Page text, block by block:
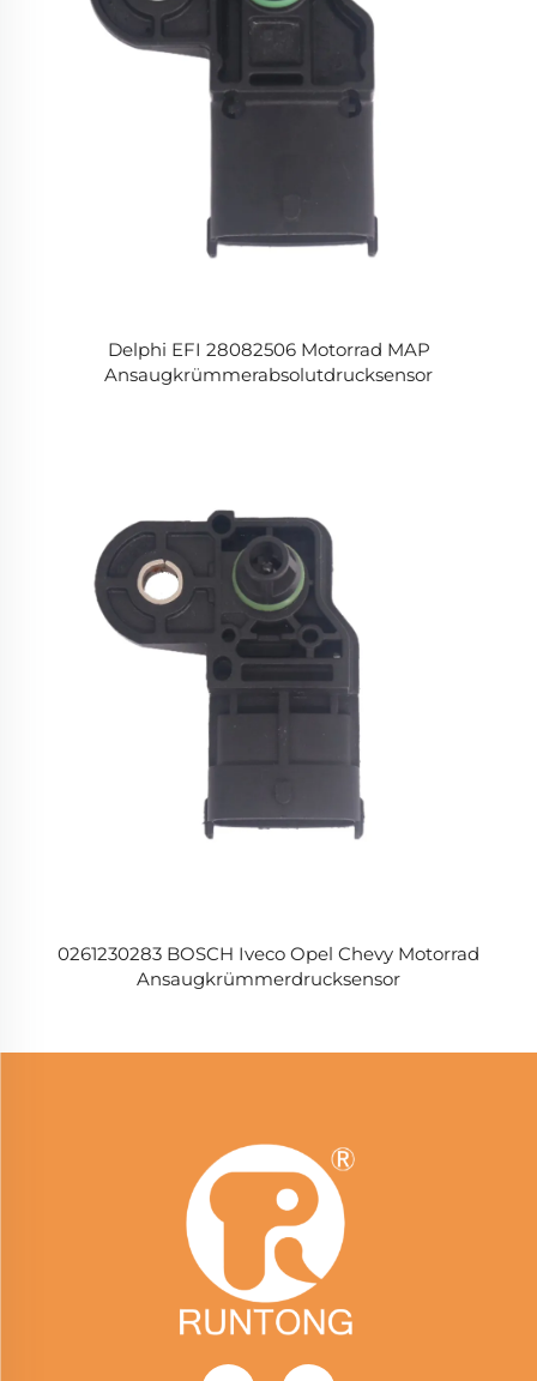
Delphi EFI 28082506 Motorrad MAP
Ansaugkrümmerabsolutdrucksensor
0261230283 BOSCH Iveco Opel Chevy Motorrad
Ansaugkrümmerdrucksensor